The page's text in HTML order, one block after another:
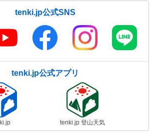
tenki.jp公式SNS
tenki.jp公式アプリ
tenki.jp 登山天気